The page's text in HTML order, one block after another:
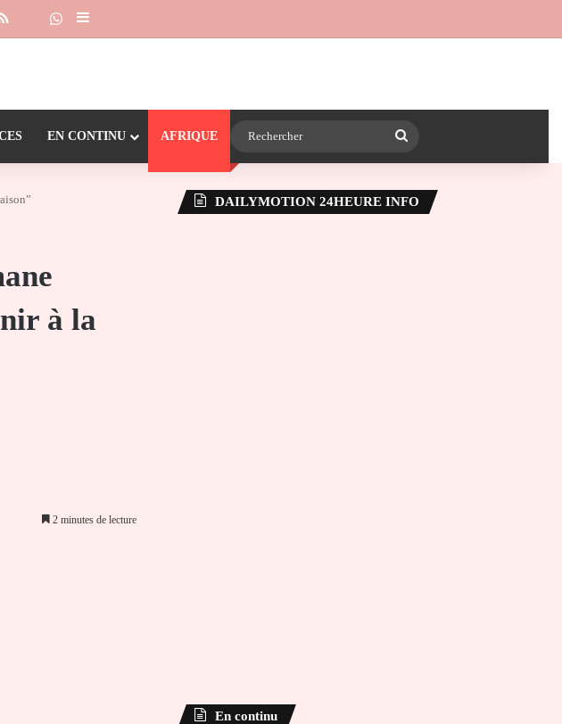
RSS Dailymotion
Suivre la chaîne 24heureinfo sur WhatsApp
Sidebar (barre latérale)
EN CONTINU AFRIQUE
à la
2 minutes de lecture
DAILYMOTION 24HEURE INFO
En continu